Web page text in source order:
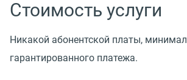
Стоимость услуги
Никакой абонентской платы,
гарантированного платежа.